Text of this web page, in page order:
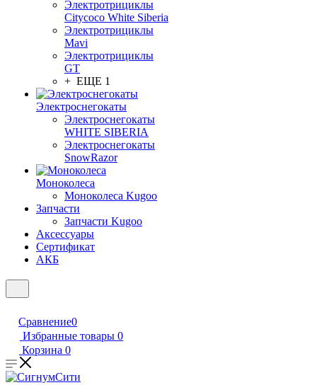
Электротрициклы
Citycoco White Siberia
Электротрициклы
Mavi
Электротрициклы
GT
+ ЕЩЕ 1
Электроснегокаты
Электроснегокаты
WHITE SIBERIA
Электроснегокаты
SnowRazor
Моноколеса
Моноколеса Kugoo
Запчасти
Запчасти Kugoo
Аксессуары
Сертификат
АКБ
Сравнение0
Избранные товары 0
Корзина 0